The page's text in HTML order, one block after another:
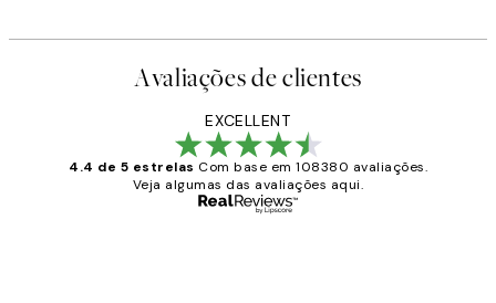
Avaliações de clientes
EXCELLENT
4.4 de 5 estrelas Com base em 108380 avaliações.
Veja algumas das avaliações aqui.